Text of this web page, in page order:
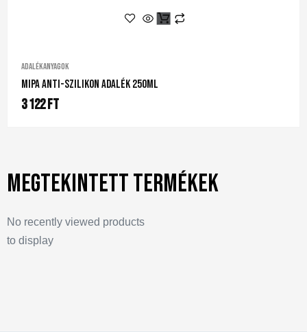
Adalékanyagok
Mipa Anti-Szilikon Adalék 250ml
3 122Ft
Megtekintett termékek
No recently viewed products
to display